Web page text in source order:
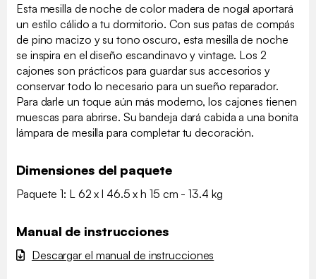
Esta mesilla de noche de color madera de nogal aportará
un estilo cálido a tu dormitorio. Con sus patas de compás
de pino macizo y su tono oscuro, esta mesilla de noche
se inspira en el diseño escandinavo y vintage. Los 2
cajones son prácticos para guardar sus accesorios y
conservar todo lo necesario para un sueño reparador.
Para darle un toque aún más moderno, los cajones tienen
muescas para abrirse. Su bandeja dará cabida a una bonita
lámpara de mesilla para completar tu decoración.
Dimensiones del paquete
Paquete 1: L 62 x l 46.5 x h 15 cm - 13.4 kg
Manual de instrucciones
Descargar el manual de instrucciones